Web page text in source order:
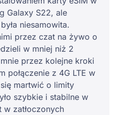
Galaxy S22, ale
niesamowita.
przez czat na żywo o
w mniej niż 2
przez kolejne kroki
połączenie z 4G LTE w
martwić o limity
szybkie i stabilne w
w zatłoczonych